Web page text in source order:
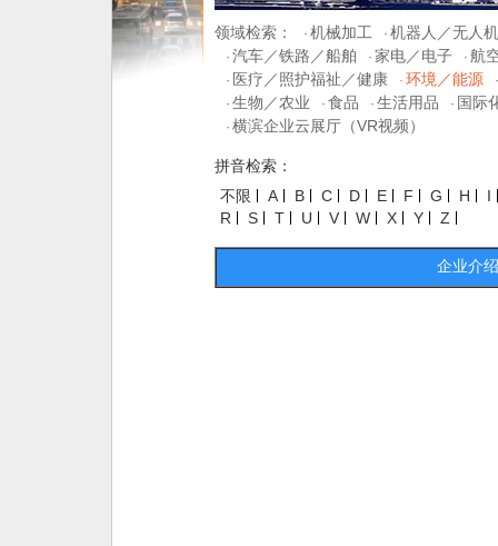
领域检索： · 机械加工 · 机器人／无人机
· 汽车／铁路／船舶 · 家电／电子 · 航
· 医疗／照护福祉／健康 · 环境／能源
·
· 生物／农业 · 食品 · 生活用品 · 国际
· 横滨企业云展厅（VR视频）
拼音检索：
不限
A B C D E F G H
I
R
S T U V W X Y Z
企业介绍